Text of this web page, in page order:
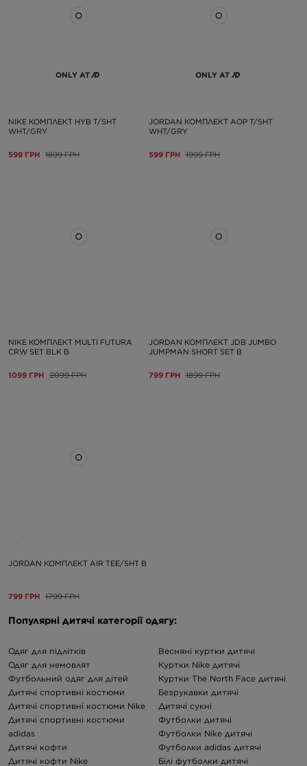
ONLY AT
NIKE КОМПЛЕКТ HYB T/SHT
WHT/GRY
599 ГРН 1899 ГРН
ONLY AT
JORDAN КОМПЛЕКТ AOP T/SHT
WHT/GRY
599 ГРН 1999 ГРН
NIKE КОМПЛЕКТ MULTI FUTURA
CRW SET BLK B
1099 ГРН 2099 ГРН
JORDAN КОМПЛЕКТ JDB JUMBO
JUMPMAN SHORT SET B
799 ГРН 1899 ГРН
JORDAN КОМПЛЕКТ AIR TEE/SHT B
799 ГРН 1799 ГРН
Популярні дитячі категорії одягу:
Одяг для підлітків
Одяг для немовлят
Футбольний одяг для дітей
Дитячі спортивні костюми
Дитячі спортивні костюми Nike
Дитячі спортивні костюми
adidas
Дитячі кофти
Дитячі кофти Nike
Весняні куртки дитячі
Куртки Nike дитячі
Куртки The North Face дитячі
Безрукавки дитячі
Дитячі сукні
Футболки дитячі
Футболки Nike дитячі
Футболки adidas дитячі
Білі футболки дитячі